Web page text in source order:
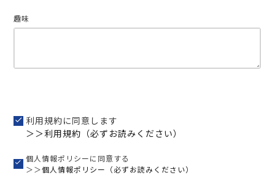
趣味
利用規約に同意します
＞＞利用規約（必ずお読みください）
個人情報ポリシーに同意する
＞＞個人情報ポリシー（必ずお読みください）